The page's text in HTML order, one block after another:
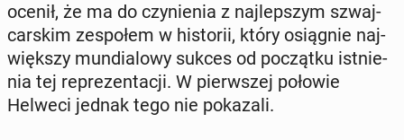
ocenił, że ma do czy­nie­nia z naj­lep­szym szwaj­
car­skim ze­spo­łem w hi­sto­rii, który osią­gnie naj­
więk­szy mun­dia­lo­wy sukces od po­cząt­ku ist­nie­
nia tej re­pre­zen­ta­cji. W pierw­szej połowie
Helweci jednak tego nie po­ka­za­li.